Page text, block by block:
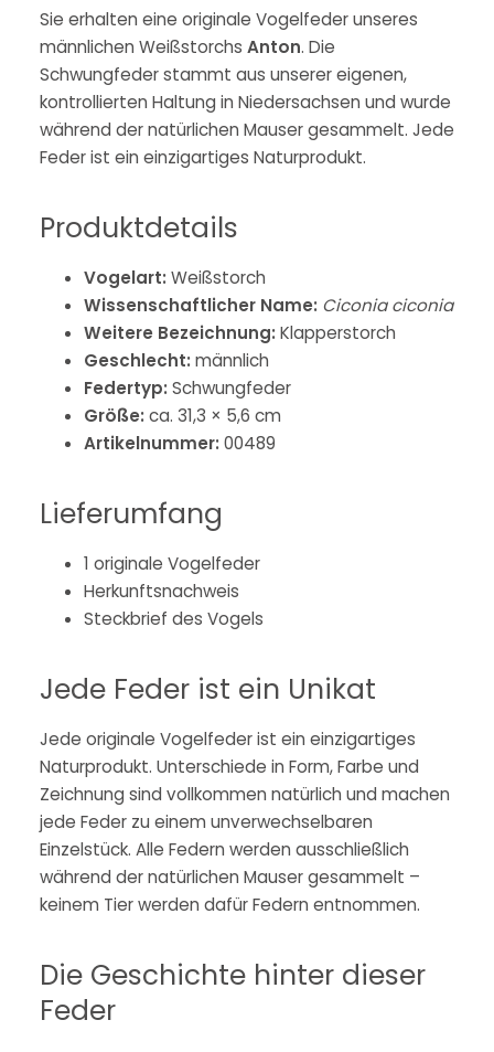
Sie erhalten eine originale Vogelfeder unseres
männlichen Weißstorchs Anton. Die
Schwungfeder stammt aus unserer eigenen,
kontrollierten Haltung in Niedersachsen und wurde
während der natürlichen Mauser gesammelt. Jede
Feder ist ein einzigartiges Naturprodukt.
Produktdetails
Vogelart:Weißstorch
Wissenschaftlicher Name: Ciconia ciconia
Weitere Bezeichnung:Klapperstorch
Geschlecht:männlich
Federtyp:Schwungfeder
Größe:ca. 31,3 × 5,6 cm
Artikelnummer:00489
Lieferumfang
1 originale Vogelfeder
Herkunftsnachweis
Steckbrief des Vogels
Jede Feder ist ein Unikat
Jede originale Vogelfeder ist ein einzigartiges
Naturprodukt. Unterschiede in Form, Farbe und
Zeichnung sind vollkommen natürlich und machen
jede Feder zu einem unverwechselbaren
Einzelstück. Alle Federn werden ausschließlich
während der natürlichen Mauser gesammelt –
keinem Tier werden dafür Federn entnommen.
Die Geschichte hinter dieser
Feder